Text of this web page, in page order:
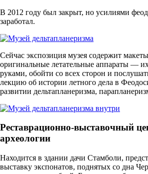
В 2012 году был закрыт, но усилиями
заработал.
Сейчас экспозиция музея содержит
оригинальные летательные аппараты —
руками, обойти со всех сторон и
лекцию об истории летного дела в
развитии дельтапланеризма,
Реставрационно-выставочный
археологии
Находится в здании дачи Стамболи,
выставку экспонатов, поднятых со дна